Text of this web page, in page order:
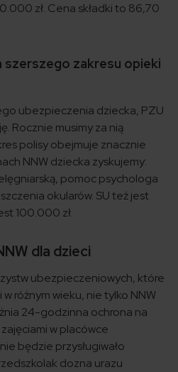
zł. Cena składki to 86,70
szerszego zakresu opieki
ubezpieczenia dziecka, PZU
Rocznie musimy za nią
polisy obejmuje znacznie
NNW dziecka zyskujemy:
pomoc psychologa
okularów. SU też jest
100.000 zł.
dla dzieci
ubezpieczeniowych, które
różnym wieku, nie tylko NNW
24-godzinna ochrona na
w placówce
będzie przysługiwało
dozna urazu